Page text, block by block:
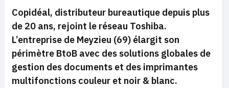
Copidéal, distributeur bureautique depuis plus
de 20 ans, rejoint le réseau Toshiba.
L’entreprise de Meyzieu (69) élargit son
périmètre BtoB avec des solutions globales de
gestion des documents et des imprimantes
multifonctions couleur et noir & blanc.